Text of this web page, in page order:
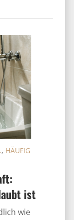
ist
, HÄUFIG
wie